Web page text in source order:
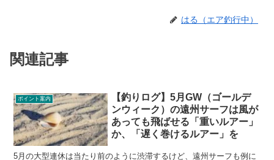
はる（エア釣行中）
関連記事
ポイント案内
【釣りログ】5月GW（ゴールデ
ンウィーク）の遠州サーフは風が
あっても飛ばせる「重いルアー」
か、「遅く巻けるルアー」を
5月の大型連休は当たり前のように渋滞するけど、遠州サーフも例に